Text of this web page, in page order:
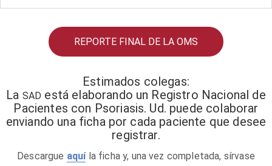
REPORTE FINAL DE LA OMS
Estimados colegas:
La SAD está elaborando un Registro Nacional de
Pacientes con Psoriasis. Ud. puede colaborar
enviando una ficha por cada paciente que desee
registrar.
Descargue aquíla ficha y, una vez completada, sírvase